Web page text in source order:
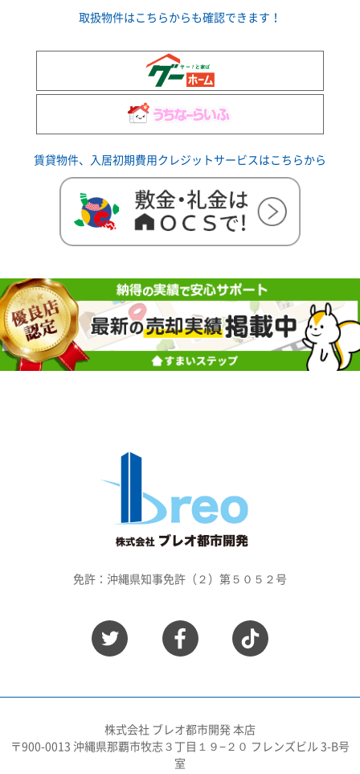
取扱物件はこちらからも確認できます！
賃貸物件、入居初期費用クレジットサービスはこちらから
免許：沖縄県知事免許（２）第５０５２号
株式会社 ブレオ都市開発 本店
〒900-0013 沖縄県那覇市牧志３丁目１９−２０ フレンズビル 3-B号
室